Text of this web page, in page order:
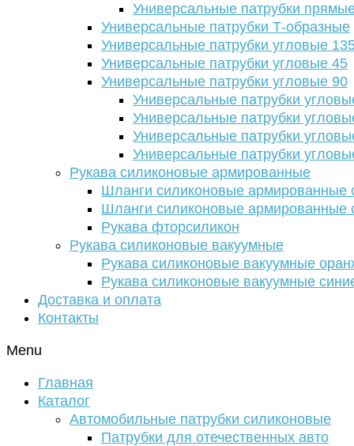
Универсальные патрубки
Универсальные патрубки Т-образные
Универсальные патрубки угловые
Универсальные патрубки угловые 45
Универсальные патрубки угловые 90
Универсальные патрубки
Универсальные патрубки
Универсальные патрубки
Универсальные патрубки
Рукава силиконовые армированные
Шланги силиконовые армированные
Шланги силиконовые армированные
Рукава фторсиликон
Рукава силиконовые вакуумные
Рукава силиконовые вакуумные
Рукава силиконовые вакуумные
Доставка и оплата
Контакты
Menu
Главная
Каталог
Автомобильные патрубки силиконовые
Патрубки для отечественных авто